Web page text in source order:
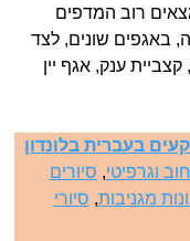
רוב המדפים
באגפים שונים, לצד
ענק, אגף יין
בעברית בלונדון
וגרפיטי, סיורים
מגניבות, סיורי